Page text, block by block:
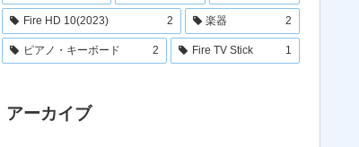
Fire HD 10(2023) 2 楽器 2
ピアノ・キーボード 2 Fire TV Stick 1
アーカイブ